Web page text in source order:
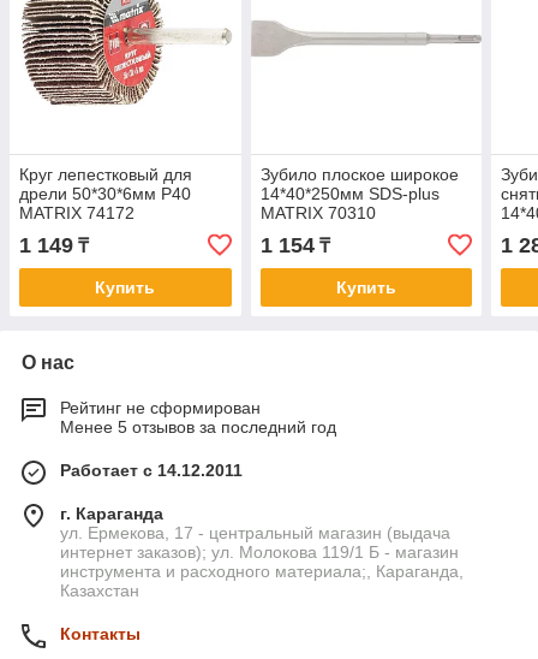
Круг лепестковый для
дрели 50*30*6мм P40
MATRIX 74172
1 149 ₸
Купить
Зубило плоское широкое
14*40*250мм SDS-plus
MATRIX 70310
1 154₸
Купить
1
О нас
Рейтинг не сформирован
Менее 5 отзывов за последний год
Работает с 14.12.2011
г. Караганда
ул. Ермекова, 17 - центральный магазин (выдача
интернет заказов); ул. Молокова 119/1 Б - магазин
инструмента и расходного материала;, Караганда,
Казахстан
Контакты